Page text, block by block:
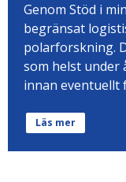
Genom Stöd i
begränsat
polarforskning.
som helst under
innan eventuellt
Läs mer